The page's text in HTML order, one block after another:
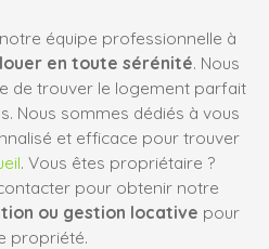
équipe professionnelle à
louer en toute sérénité. Nous
de trouver le logement parfait
Nous sommes dédiés à vous
et efficace pour trouver
. Vous êtes propriétaire ?
pour obtenir notre
ou gestion locative pour
propriété.